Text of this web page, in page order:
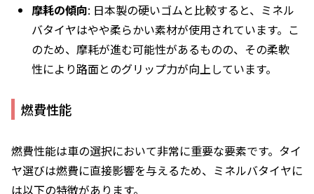
摩耗の傾向: 日本製の硬いゴムと比較すると、ミネル
バタイヤはやや柔らかい素材が使用されています。こ
のため、摩耗が進む可能性があるものの、その柔軟
性により路面とのグリップ力が向上しています。
燃費性能
燃費性能は車の選択において非常に重要な要素です。タイ
ヤ選びは燃費に直接影響を与えるため、ミネルバタイヤに
は以下の特徴があります。